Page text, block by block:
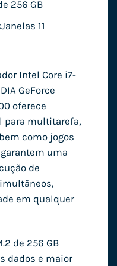
256 GB
Janelas 11
Intel Core i7-
GeForce
oferece
para multitarefa,
como jogos
garantem uma
de
em qualquer
de 256 GB
dados e maior